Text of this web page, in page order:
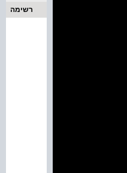
רשימה